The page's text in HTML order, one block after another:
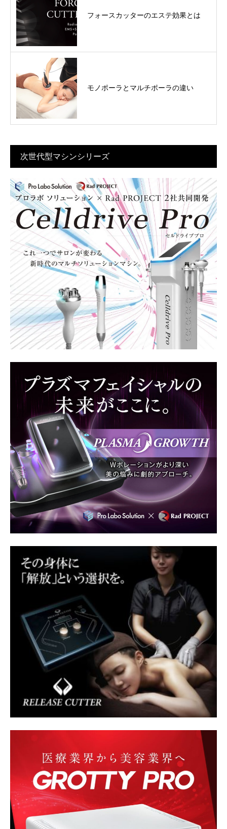
フォースカッターのエステ効果とは
モノポーラとマルチポーラの違い
次世代型マシンシリーズ